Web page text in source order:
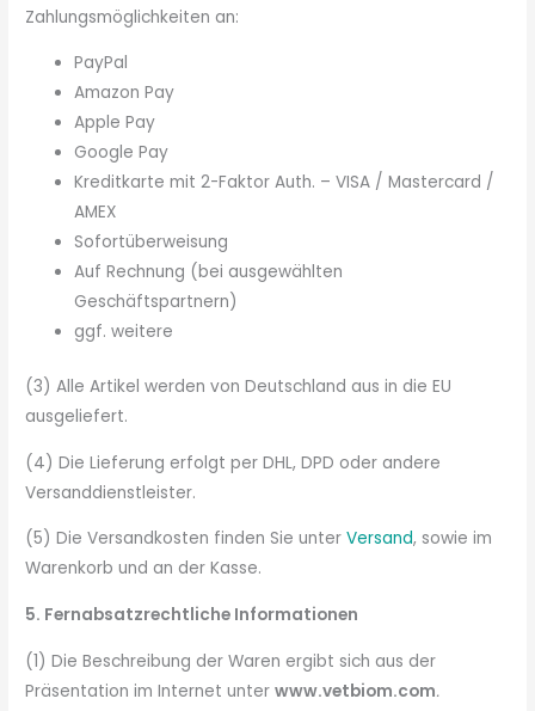
Zahlungsmöglichkeiten an:
PayPal
Amazon Pay
Apple Pay
Google Pay
Kreditkarte mit 2-Faktor Auth. – VISA / Mastercard /
AMEX
Sofortüberweisung
Auf Rechnung (bei ausgewählten
Geschäftspartnern)
ggf. weitere
(3) Alle Artikel werden von Deutschland aus in die EU
ausgeliefert.
(4) Die Lieferung erfolgt per DHL, DPD oder andere
Versanddienstleister.
(5) Die Versandkosten finden Sie unterVersand, sowie im
Warenkorb und an der Kasse.
5. Fernabsatzrechtliche Informationen
(1) Die Beschreibung der Waren ergibt sich aus der
Präsentation im Internet unterwww.vetbiom.com.